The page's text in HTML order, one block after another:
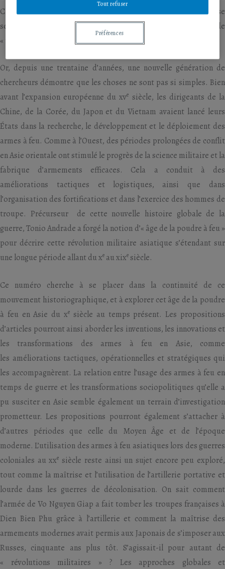
Chinois avaient peut-être inventé la poudre noire, mais ils se
seraient peu servis des armes à feu ; il n’y aurait donc pas eu de
« révolution militaire » en Asie.
Or, depuis une trentaine d’années, une nouvelle génération de
chercheurs démontre que les choses ne sont pas si simples. Bien
avant l’expansion européenne du xve siècle, les dirigeants de la
Chine, de la Corée, du Japon et du Vietnam avaient lancé leurs
États dans la recherche, le développement et le déploiement des
armes à feu. Comme à l’Ouest, des périodes prolongées de conflit
en Asie orientale ont stimulé le progrès de la science militaire et la
fabrique d’armements efficaces. Cela a conduit à des
améliorations tactiques et logistiques, ainsi que dans
l’organisation des fortifications et dans l’exercice des hommes de
troupe. Précurseur de cette nouvelle histoire globale de la
guerre, Tonio Andrade a forgé la notion d’« âge de la poudre à feu »
pour décrire cette révolution militaire asiatique s’étendant sur
une longue période allant du xe au xixe siècle.
Ce numéro cherche à se placer dans la continuité de ce
mouvement historiographique, et à explorer cet âge de la poudre
à feu en Asie du xe siècle au temps présent. Les propositions
d’articles pourront ainsi aborder les inventions, les innovations et
les transformations des armes à feu en Asie, comme
les améliorations tactiques, opérationnelles et stratégiques qui
les accompagnèrent. La relation entre l’usage des armes à feu en
temps de guerre et les transformations sociopolitiques qu’elle a
pu susciter en Asie semble également un terrain d’investigation
prometteur. Les propositions pourront également s’attacher à
d’autres périodes que celle du Moyen Âge et de l’époque
moderne. L’utilisation des armes à feu asiatiques lors des guerres
coloniales au xxe siècle reste ainsi un sujet encore peu exploré,
tout comme la maîtrise et l’utilisation de l’artillerie portative et
lourde dans les guerres de décolonisation. On sait comment
l’armée de Vo Nguyen Giap a fait tomber les troupes françaises à
Dien Bien Phu grâce à l’artillerie et comment la maîtrise des
armements modernes avait permis aux Japonais de s’imposer aux
Russes, cinquante ans plus tôt. S’agissait-il pour autant de
« révolutions militaires » ? Les approches globales et
Tout refuser
Préférences